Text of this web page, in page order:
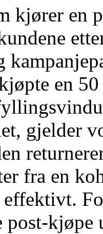
kjører en
en
gjelder
fra en
post-kjøpe